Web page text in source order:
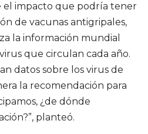
el impacto que podría tener
de vacunas antigripales,
la información mundial
que circulan cada año.
datos sobre los virus de
la recomendación para
¿de dónde
planteó.